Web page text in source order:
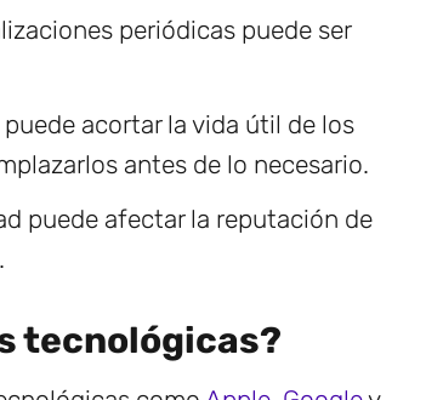
periódicas puede ser
acortar la vida útil de los
antes de lo necesario.
puede afectar la reputación de
tecnológicas?